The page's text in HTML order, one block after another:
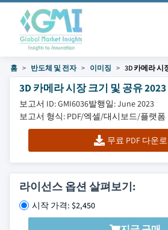
홈 반도체 및 전자 이미징 3D 카메라 시
3D 카메라 시장 크기 및 공유
보고서 ID: GMI6036발행일: June 2023
보고서 형식: PDF/엑셀/대시보드/플랫폼
무료 PDF 다운
라이선스 옵션 살펴보기:
시작 가격: $2,450